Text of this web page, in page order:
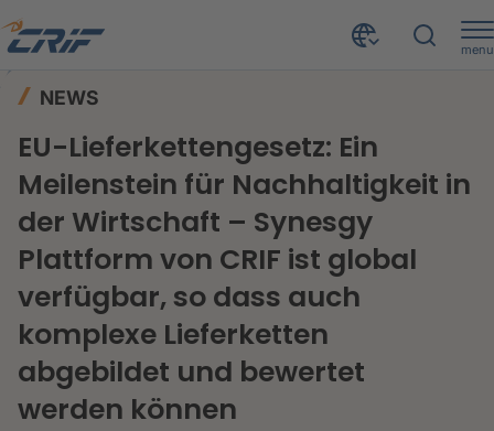
menu
NEWS
EU-Lieferkettengesetz: Ein
Meilenstein für Nachhaltigkeit in
der Wirtschaft – Synesgy
Plattform von CRIF ist global
verfügbar, so dass auch
komplexe Lieferketten
abgebildet und bewertet
werden können